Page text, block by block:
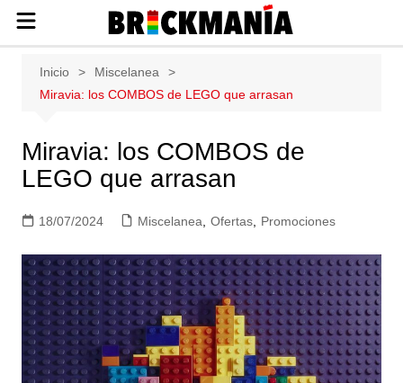
sobre las construcciones LEGO: Star
Wars, Harry Potter, City, Friends, Technic,
Inicio
Miscelanea
Miravia: los COMBOS de LEGO que arrasan
Miravia: los COMBOS de
LEGO que arrasan
18/07/2024 Miscelanea Ofertas, Promociones